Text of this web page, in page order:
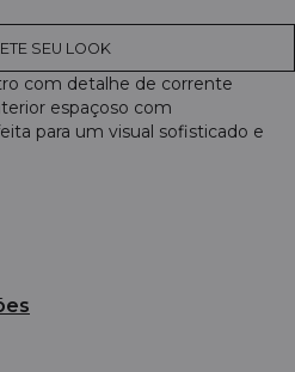
SEU LOOK
com detalhe de corrente
espaçoso com
para um visual sofisticado e